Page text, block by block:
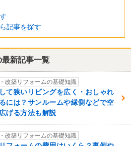
記事を探す
新記事一覧
改築リフォームの基礎知識
て狭いリビングを広く・おしゃれ
には？サンルームや縁側などで空
げる方法も解説
改築リフォームの基礎知識